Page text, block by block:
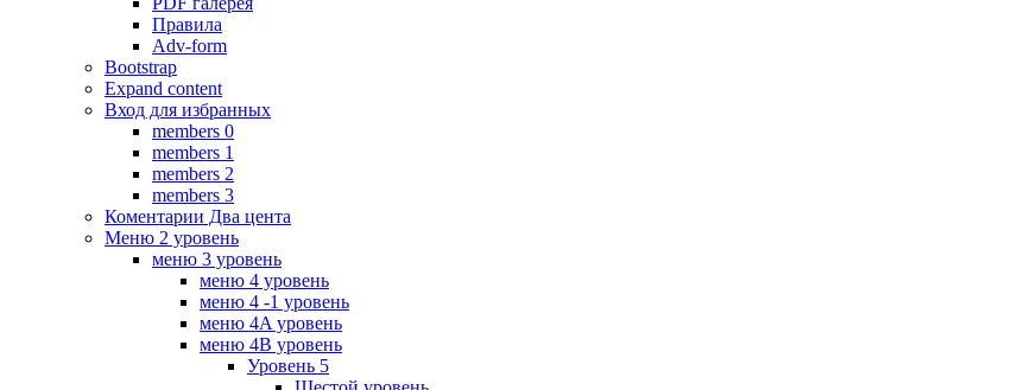
Правила
Adv-form
Bootstrap
Expand content
Вход для избранных
members 0
members 1
members 2
members 3
Коментарии Два цента
Меню 2 уровень
меню 3 уровень
меню 4 уровень
меню 4 -1 уровень
меню 4A уровень
меню 4B уровень
Уровень 5